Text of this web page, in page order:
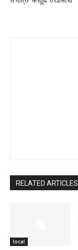
RELATED ARTICLES
local